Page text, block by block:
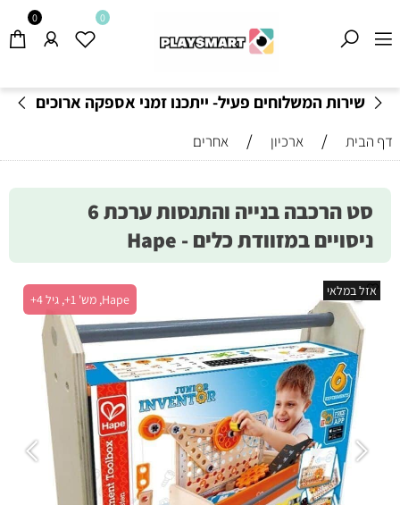
שירות המשלוחים פעיל- ייתכנו זמני אספקה ארוכים
0 0
דף הבית / ארכיון / אחרים
סט הרכבה בנייה והתנסות ערכת 6
ניסויים במזוודת כלים - Hape
Hape, מש' 1+, גיל 4+
אזל במלאי